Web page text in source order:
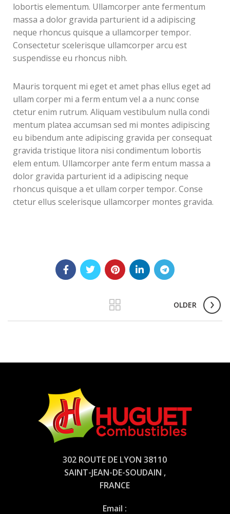
lobortis elementum. Ullamcorper ante fermentum
massa a dolor gravida parturient id a adipiscing
neque rhoncus quisque a ullamcorper tempor.
Consectetur scelerisque ullamcorper arcu est
suspendisse eu rhoncus nibh.
Mauris torquent mi eget et amet phas ellus eget ad
ullam corper mi a ferm entum vel a a nunc conse
ctetur enim rutrum. Aliquam vestibulum nulla condi
mentum platea accumsan sed mi montes adipiscing
eu bibendum ante adipiscing gravida per consequat
gravida tristique litora nisi condimentum lobortis
elem entum. Ullamcorper ante ferm entum massa a
dolor gravida parturient id a adipiscing neque
rhoncus quisque a et ullam corper tempor. Conse
ctetur ellus scelerisque ullamcorper montes gravida.
OLDER
302 ROUTE DE LYON 38110
SAINT-JEAN-DE-SOUDAIN ,
FRANCE
Email :